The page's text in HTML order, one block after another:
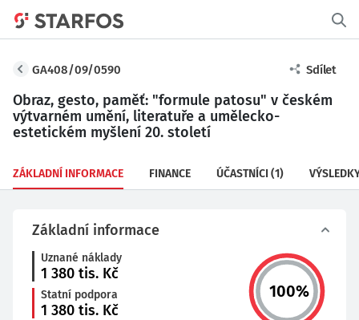
GA408/09/0590 Sdílet
Obraz, gesto, paměť: "formule patosu" v českém
výtvarném umění, literatuře a umělecko-
estetickém myšlení 20. století
ZÁKLADNÍ INFORMACE FINANCE ÚČASTNÍCI (1)
Základní informace
Uznané náklady
1 380 tis. Kč
Statní podpora
1 380 tis. Kč
100%